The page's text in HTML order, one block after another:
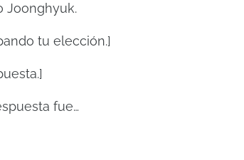
Joonghyuk.
tu elección.]
fue…